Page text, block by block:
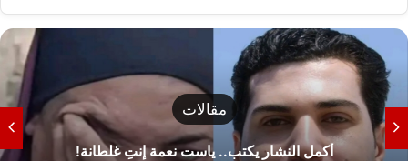
مقالات
أكمل النشار يكتب.. ياست نعمة إنتِ غلطانة!